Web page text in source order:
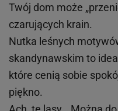
Twój dom może
czarujących krain.
Nutka leśnych
skandynawskim to
które cenią sobie
piękno.